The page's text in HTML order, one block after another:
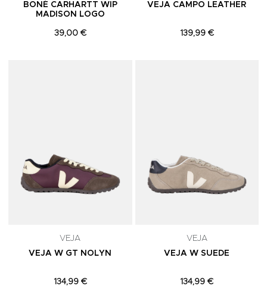
BONÉ CARHARTT WIP
MADISON LOGO
39,00 €
VEJA CAMPO LEATHER
139,99 €
VEJA
VEJA W GT NOLYN
134,99 €
VEJA
VEJA W SUEDE
134,99 €